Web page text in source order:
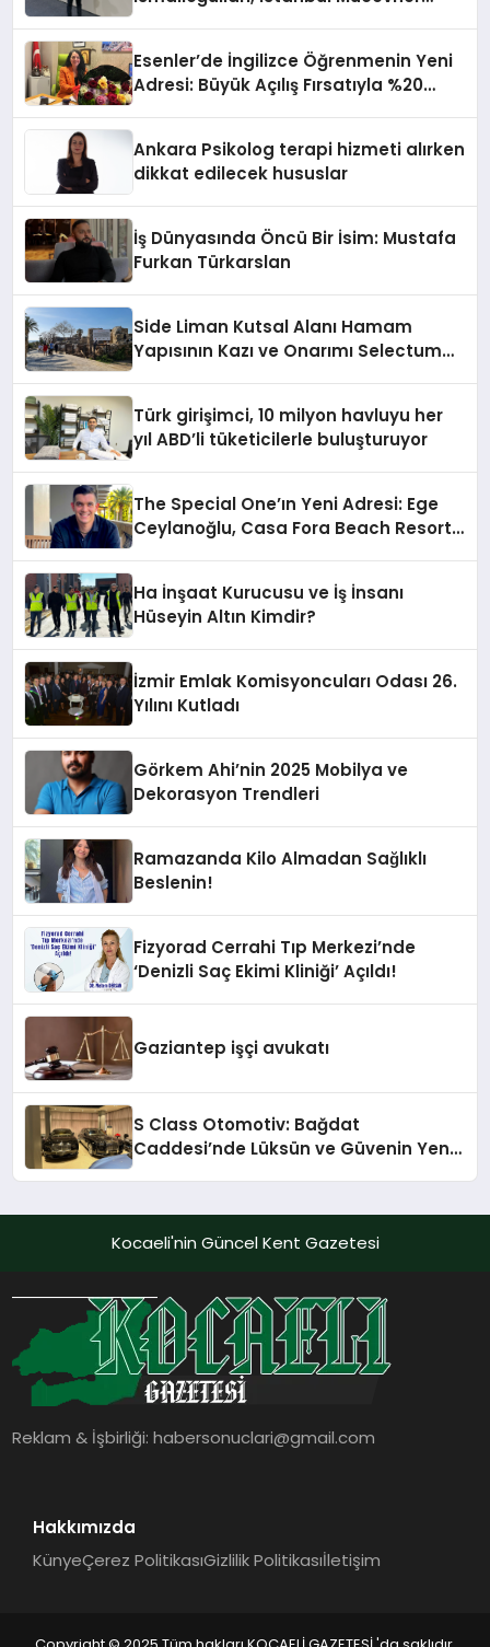
Esenler’de İngilizce Öğrenmenin Yeni
Adresi: Büyük Açılış Fırsatıyla %20
Ankara Psikolog terapi hizmeti alırken
dikkat edilecek hususlar
İş Dünyasında Öncü Bir İsim: Mustafa
Furkan Türkarslan
Side Liman Kutsal Alanı Hamam
Yapısının Kazı ve Onarımı Selectum
Türk girişimci, 10 milyon havluyu her
yıl ABD’li tüketicilerle buluşturuyor
The Special One’ın Yeni Adresi: Ege
Ceylanoğlu, Casa Fora Beach Resort
Ha İnşaat Kurucusu ve İş İnsanı
Hüseyin Altın Kimdir?
İzmir Emlak Komisyoncuları Odası 26.
Yılını Kutladı
Görkem Ahi’nin 2025 Mobilya ve
Dekorasyon Trendleri
Ramazanda Kilo Almadan Sağlıklı
Beslenin!
Fizyorad Cerrahi Tıp Merkezi’nde
‘Denizli Saç Ekimi Kliniği’ Açıldı!
Gaziantep işçi avukatı
S Class Otomotiv: Bağdat
Caddesi’nde Lüksün ve Güvenin Yeni
Kocaeli'nin Güncel Kent Gazetesi
Reklam & İşbirliği:habersonuclari@gmail.com
Hakkımızda
KünyeÇerez PolitikasıGizlilik Politikasıİletişim